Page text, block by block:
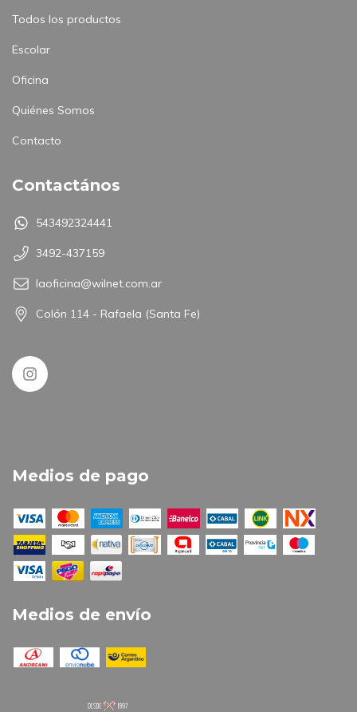
Todos los productos
Escolar
Oficina
Quiénes Somos
Contacto
Contactános
543492324441
3492-437159
laoficina@wilnet.com.ar
Colón 114 - Rafaela (Santa Fe)
Medios de pago
Medios de envío